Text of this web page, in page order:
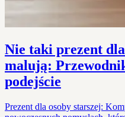
Nie taki prezent
malują:
podejście
Prezent dla osoby starszej: